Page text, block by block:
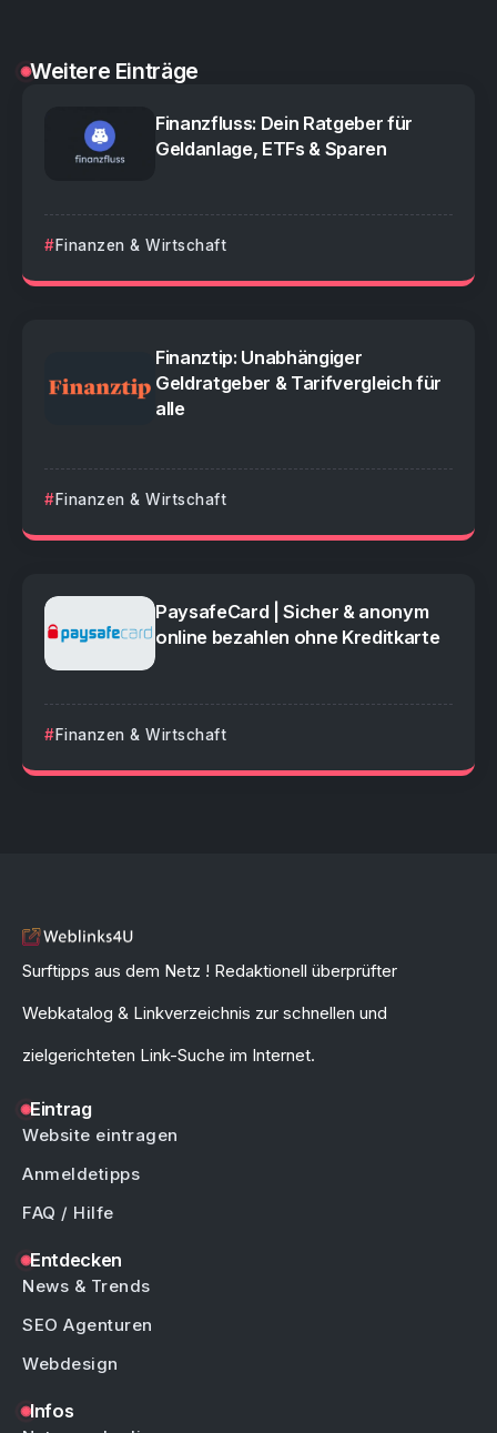
Weitere Einträge
Finanzfluss: Dein Ratgeber für
Geldanlage, ETFs & Sparen
Finanzen & Wirtschaft
Finanztip: Unabhängiger
Geldratgeber & Tarifvergleich für
alle
Finanzen & Wirtschaft
PaysafeCard | Sicher & anonym
online bezahlen ohne Kreditkarte
Finanzen & Wirtschaft
Surftipps aus dem Netz ! Redaktionell überprüfter
Webkatalog & Linkverzeichnis zur schnellen und
zielgerichteten Link-Suche im Internet.
Eintrag
Website eintragen
Anmeldetipps
FAQ / Hilfe
Entdecken
News & Trends
SEO Agenturen
Webdesign
Infos